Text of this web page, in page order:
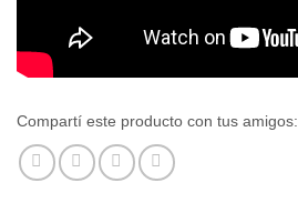
Compartí este producto con tus amigos: